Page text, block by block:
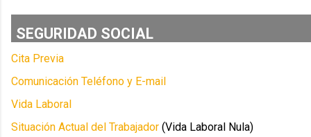
SEGURIDAD SOCIAL
Cita Previa
Comunicación Teléfono y E-mail
Vida Laboral
Situación Actual del Trabajador (Vida Laboral Nula)